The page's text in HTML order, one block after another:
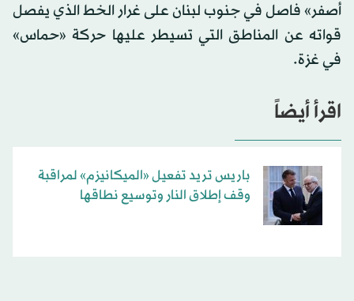
أصفر» فاصل في جنوب لبنان على غرار الخط الذي يفصل
قواته عن المناطق التي تسيطر عليها حركة «حماس»
في غزة.
اقرأ أيضاً
باريس تريد تفعيل «الميكانيزم» لمراقبة
وقف إطلاق النار وتوسيع نطاقها